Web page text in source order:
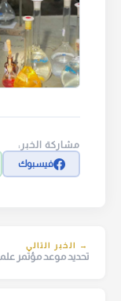
مشاركة الخبر:
فيسبوك
→ الخبر التالي
تحديد موعد مؤتمر